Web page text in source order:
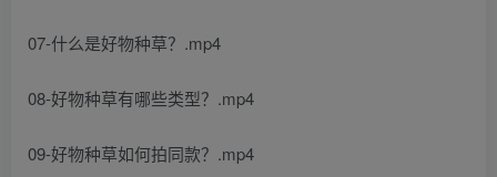
07-什么是好物种草？.mp4
08-好物种草有哪些类型？.mp4
09-好物种草如何拍同款？.mp4